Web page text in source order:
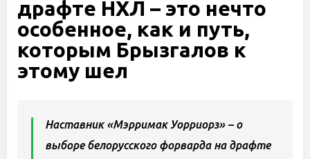
драфте НХЛ – это нечто
особенное, как и путь,
которым Брызгалов к
этому шел
Наставник «Мэрримак Уорриорз» – о
выборе белорусского форварда на драфте